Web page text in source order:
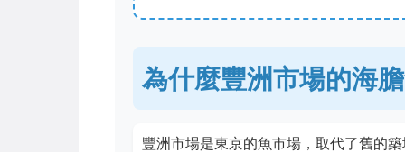
為什麼豐洲市場的海
豐洲市場是東京的魚市場，取代了舊的